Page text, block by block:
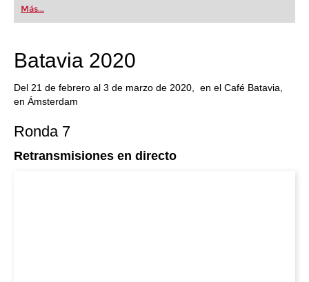
Más...
Batavia 2020
Del 21 de febrero al 3 de marzo de 2020, en el Café Batavia,
en Ámsterdam
Ronda 7
Retransmisiones en directo